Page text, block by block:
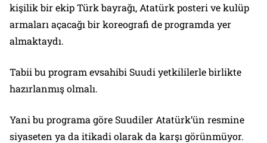
kişilik bir ekip Türk bayrağı, Atatürk posteri ve kulüp
armaları açacağı bir koreografi de programda yer
almaktaydı.
Tabii bu program evsahibi Suudi yetkililerle birlikte
hazırlanmış olmalı.
Yani bu programa göre Suudiler Atatürk’ün resmine
siyaseten ya da itikadi olarak da karşı görünmüyor.